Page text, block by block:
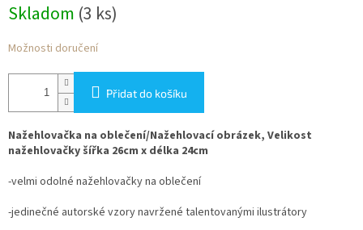
cena:
Skladom (3 ks)
Možnosti doručení
Přidat do košíku
Nažehlovačka na oblečení/Nažehlovací obrázek, Velikost
nažehlovačky šířka 26cm x délka 24cm
-velmi odolné nažehlovačky na oblečení
-jedinečné autorské vzory navržené talentovanými ilustrátory